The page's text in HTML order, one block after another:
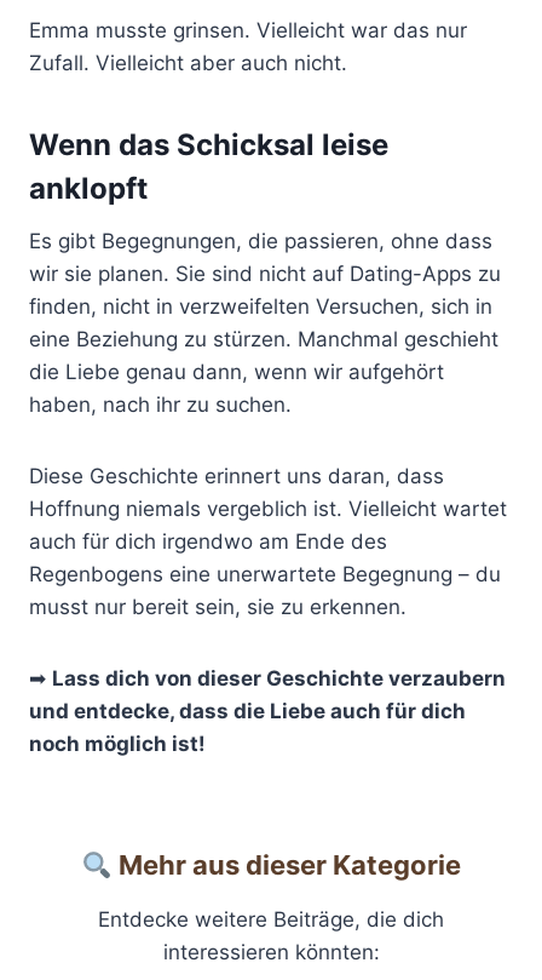
Emma musste grinsen. Vielleicht war das nur
Zufall. Vielleicht aber auch nicht.
Wenn das Schicksal leise
anklopft
Es gibt Begegnungen, die passieren, ohne dass
wir sie planen. Sie sind nicht auf Dating-Apps zu
finden, nicht in verzweifelten Versuchen, sich in
eine Beziehung zu stürzen. Manchmal geschieht
die Liebe genau dann, wenn wir aufgehört
haben, nach ihr zu suchen.
Diese Geschichte erinnert uns daran, dass
Hoffnung niemals vergeblich ist. Vielleicht wartet
auch für dich irgendwo am Ende des
Regenbogens eine unerwartete Begegnung – du
musst nur bereit sein, sie zu erkennen.
➡ Lass dich von dieser Geschichte verzaubern
und entdecke, dass die Liebe auch für dich
noch möglich ist!
Mehr aus dieser Kategorie
Entdecke weitere Beiträge, die dich
interessieren könnten: